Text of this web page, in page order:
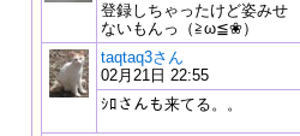
登録しちゃったけど姿みせ
ないもんっ（≧ω≦❀）
taqtaq3さん
02月21日 22:55
ｼﾛさんも来てる。。